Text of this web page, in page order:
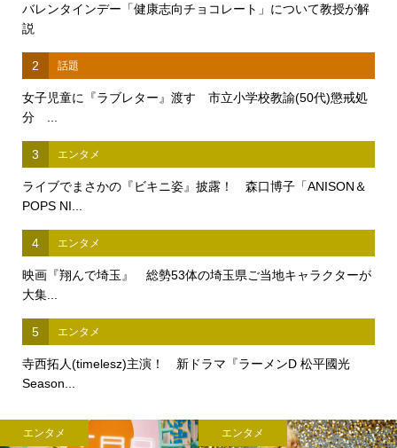
バレンタインデー「健康志向チョコレート」について教授が解
説
2 話題
女子児童に『ラブレター』渡す 市立小学校教諭(50代)懲戒処
分 ...
3 エンタメ
ライブでまさかの『ビキニ姿』披露！ 森口博子「ANISON＆
POPS NI...
4 エンタメ
映画『翔んで埼玉』 総勢53体の埼玉県ご当地キャラクターが
大集...
5 エンタメ
寺西拓人(timelesz)主演！ 新ドラマ『ラーメンD 松平國光
Season...
エンタメ エンタメ